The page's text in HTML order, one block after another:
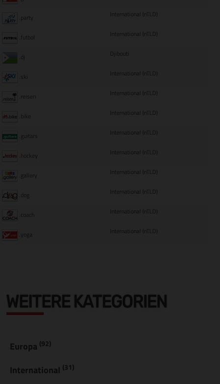
.party International (nTLD)
.futbol International (nTLD)
Djibouti
.ski International (nTLD)
.reisen International (nTLD)
.bike International (nTLD)
.guitars International (nTLD)
.hockey International (nTLD)
.gallery International (nTLD)
.dog International (nTLD)
.coach International (nTLD)
.yoga International (nTLD)
WEITERE KATEGORIEN
Europa (92)
International (31)